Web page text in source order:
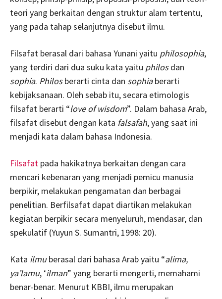
teori yang berkaitan dengan struktur alam tertentu,
yang pada tahap selanjutnya disebut ilmu.
Filsafat berasal dari bahasa Yunani yaitu philosophia,
yang terdiri dari dua suku kata yaitu philosdan
sophia. Philosberarti cinta dan sophiaberarti
kebijaksanaan. Oleh sebab itu, secara etimologis
filsafat berarti “love of wisdom”. Dalam bahasa Arab,
filsafat disebut dengan kata falsafah, yang saat ini
menjadi kata dalam bahasa Indonesia.
Filsafat pada hakikatnya berkaitan dengan cara
mencari kebenaran yang menjadi pemicu manusia
berpikir, melakukan pengamatan dan berbagai
penelitian. Berfilsafat dapat diartikan melakukan
kegiatan berpikir secara menyeluruh, mendasar, dan
spekulatif (Yuyun S. Sumantri, 1998: 20).
Kata ilmuberasal dari bahasa Arab yaitu “alima,
ya’lamu, ‘ilman” yang berarti mengerti, memahami
benar-benar. Menurut KBBI, ilmu merupakan